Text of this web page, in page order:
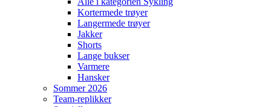
Lange bukser
Varmere
Hansker
Sommer 2026
Team-replikker
Spesielle utgaver
Salg
Gavekort
Custom design
Stories